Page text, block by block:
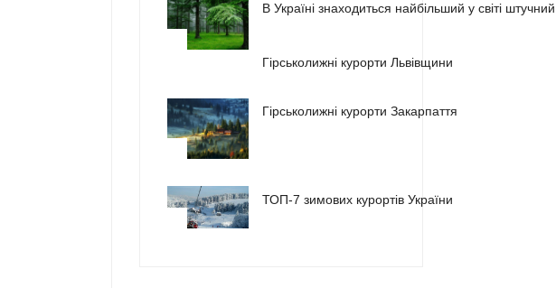
В Україні знаходиться найбільший у світі штучний
Гірськолижні курорти Львівщини
Гірськолижні курорти Закарпаття
ТОП-7 зимових курортів України